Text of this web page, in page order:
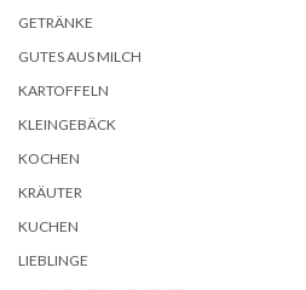
GETRÄNKE
GUTES AUS MILCH
KARTOFFELN
KLEINGEBÄCK
KOCHEN
KRÄUTER
KUCHEN
LIEBLINGE